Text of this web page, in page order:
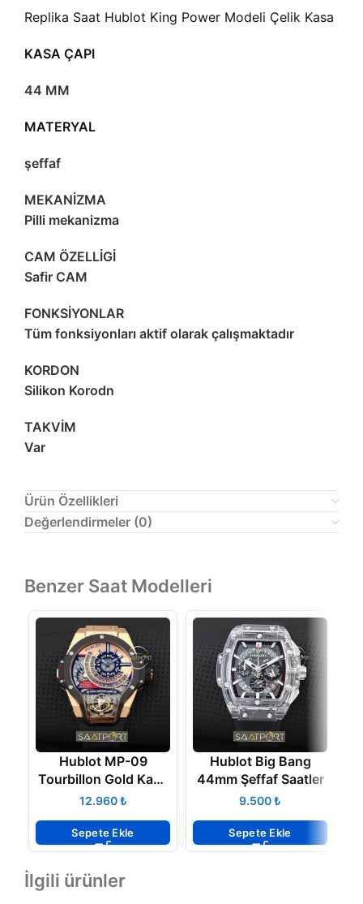
Replika Saat Hublot King Power Modeli Çelik Kasa
KASA ÇAPI
44 MM
MATERYAL
şeffaf
MEKANİZMA
Pilli mekanizma
CAM ÖZELLİGİ
Safir CAM
FONKSİYONLAR
Tüm fonksiyonları aktif olarak çalışmaktadır
KORDON
Silikon Korodn
TAKVİM
Var
Ürün Özellikleri
Değerlendirmeler (0)
Benzer Saat Modelleri
Hublot MP-09
Tourbillon Gold Kasa
Replika Saat
₺
Sepete Ekle
Hublot Big Bang
44mm Şeffaf Saatler
₺
Sepete Ekle
İlgili ürünler